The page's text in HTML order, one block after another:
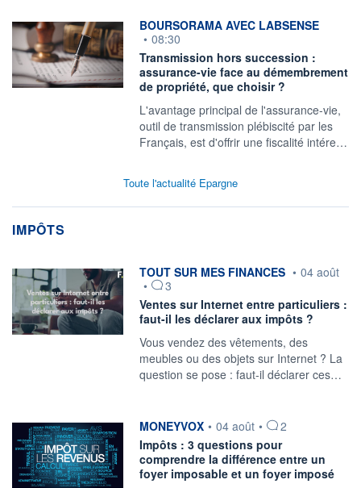
information fournie par
BOURSORAMA AVEC LABSENSE
• 08:30
Transmission hors succession :
assurance-vie face au démembrement
de propriété, que choisir ?
L'avantage principal de l'assurance-vie,
outil de transmission plébiscité par les
Français, est d'offrir une fiscalité intére…
Toute l'actualité Epargne
IMPÔTS
information fournie par
TOUT SUR MES FINANCES • 04 août
•
3
Ventes sur Internet entre particuliers :
faut-il les déclarer aux impôts ?
Vous vendez des vêtements, des
meubles ou des objets sur Internet ? La
question se pose : faut-il déclarer ces…
information fournie par
MONEYVOX • 04 août •
2
Impôts : 3 questions pour
comprendre la différence entre un
foyer imposable et un foyer imposé